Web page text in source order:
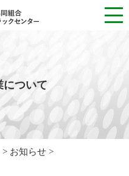
長ご挨拶
革
・組合員一覧
について
お知らせ